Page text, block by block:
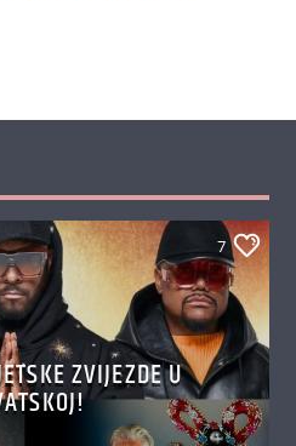
7
ZVIJEZDE U